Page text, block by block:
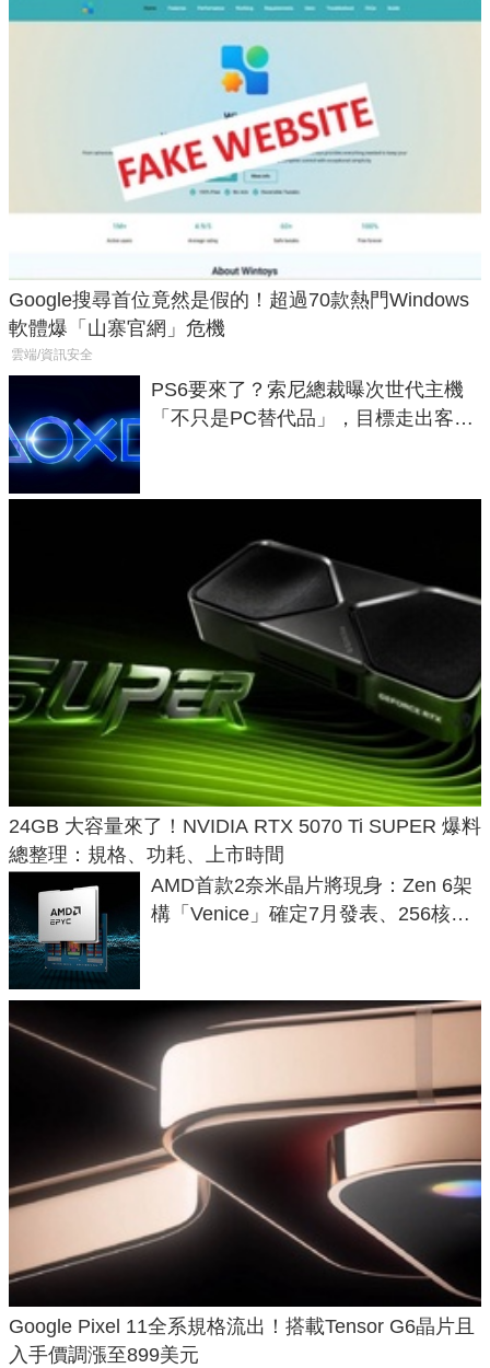
Google搜尋首位竟然是假的！超過70款熱門Windows
軟體爆「山寨官網」危機
雲端/資訊安全
PS6要來了？索尼總裁曝次世代主機
「不只是PC替代品」，目標走出客
24GB 大容量來了！NVIDIA RTX 5070 Ti SUPER 爆料
總整理：規格、功耗、上市時間
AMD首款2奈米晶片將現身：Zen 6架
構「Venice」確定7月發表、256核心
Google Pixel 11全系規格流出！搭載Tensor G6晶片且
入手價調漲至899美元